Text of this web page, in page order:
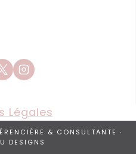
Légales
& CONSULTANTE ·
DESIGNS